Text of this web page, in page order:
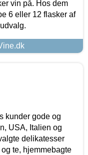
vin på. Hos dem
6 eller 12 flasker af
kunder gode og
USA, Italien og
delikatesser
te, hjemmebagte